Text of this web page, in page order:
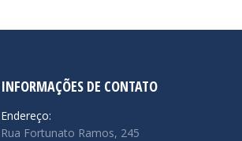
INFORMAÇÕES DE CONTATO
Endereço:
Rua Fortunato Ramos, 245